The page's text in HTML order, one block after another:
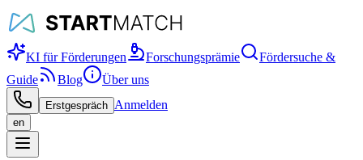
KI für Förderungen Forschungsprämie
Fördersuche &
Guide
Blog Über uns
Erstgespräch Anmelden
en